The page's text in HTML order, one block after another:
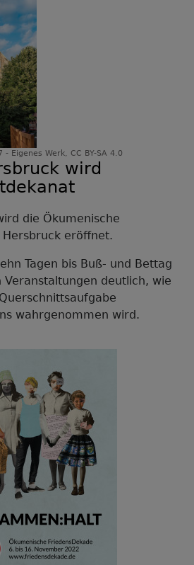
- Eigenes Werk, CC BY-SA 4.0
wird
die Ökumenische
Hersbruck eröffnet.
Tagen bis Buß- und Bettag
Veranstaltungen deutlich, wie
wahrgenommen wird.